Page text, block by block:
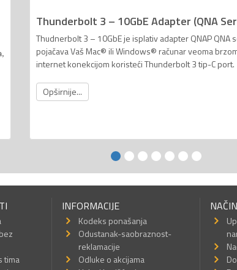
Thunderbolt 3 – 10GbE Adapter (QNA
Thudnerbolt 3 – 10GbE je isplativ adapter QNAP QNA
pojačava Vaš Mac® ili Windows® računar veoma
internet konekcijom koristeći Thunderbolt 3 tip-C port.
Opširnije...
tima
INFORMACIJE
Kodeks ponašanja
Odustanak-saobraznost-
reklamacije
Odluke o akcijama